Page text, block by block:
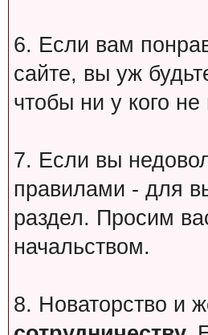
6. Если вам
сайте, вы уж
чтобы ни у кого
7. Если вы
правилами - для
раздел. Просим
начальством.
8. Новаторство и